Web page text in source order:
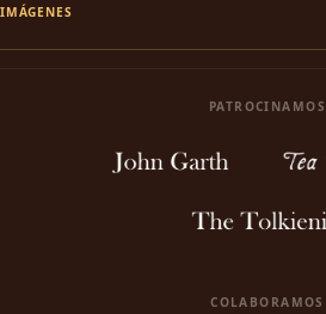
IMÁGENES
PATROCINAMOS
COLABORAMOS